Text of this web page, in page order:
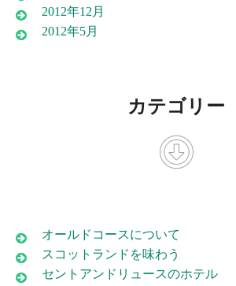
2012年12月
2012年5月
カテゴリー
オールドコースについて
スコットランドを味わう
セントアンドリュースのホテル